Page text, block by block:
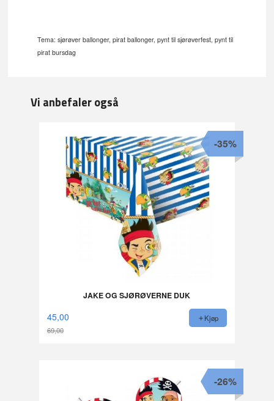
Tema: sjørøver ballonger, pirat ballonger, pynt til sjørøverfest, pynt til
pirat bursdag
Vi anbefaler også
JAKE OG SJØRØVERNE DUK
45,00
69,00
-35%
Kjøp
-26%